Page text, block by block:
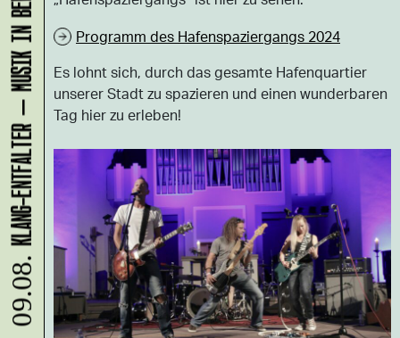
Programm des Hafenspaziergangs 2024
Es lohnt sich, durch das gesamte Hafenquartier
unserer Stadt zu spazieren und einen wunderbaren
Tag hier zu erleben!
09.08.